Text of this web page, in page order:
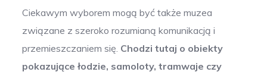
Ciekawym wyborem mogą być także muzea
związane z szeroko rozumianą komunikacją i
przemieszczaniem się. Chodzi tutaj o obiekty
pokazujące łodzie, samoloty, tramwaje czy